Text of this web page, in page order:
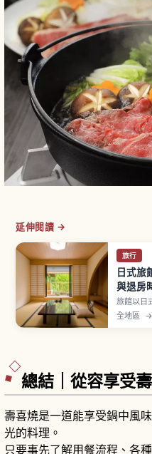
延伸閱讀 →
旅行
日式旅
與退房
旅館以日
浴衣與懷
全地區 →
總結｜從容享受
壽喜燒是一道能享受鍋中風
光的料理。
只要事先了解用餐流程、各